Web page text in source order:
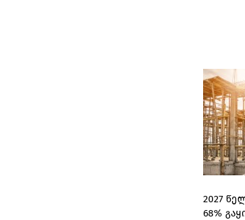
2027
68%